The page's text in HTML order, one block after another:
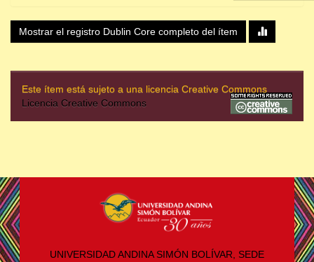
Mostrar el registro Dublin Core completo del ítem
Este ítem está sujeto a una licencia Creative Commons
Licencia Creative Commons
UNIVERSIDAD ANDINA SIMÓN BOLÍVAR, SEDE